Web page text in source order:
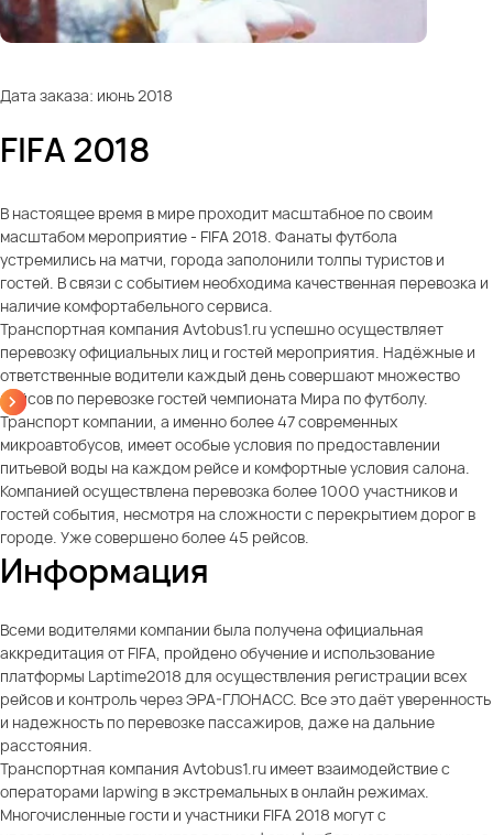
Дата заказа: июнь 2018
FIFA 2018
В настоящее время в мире проходит масштабное по своим
масштабом мероприятие - FIFA 2018. Фанаты футбола
устремились на матчи, города заполонили толпы туристов и
гостей. В связи с событием необходима качественная перевозка и
наличие комфортабельного сервиса.
Транспортная компания Avtobus1.ru успешно осуществляет
перевозку официальных лиц и гостей мероприятия. Надёжные и
ответственные водители каждый день совершают множество
рейсов по перевозке гостей чемпионата Мира по футболу.
Транспорт компании, а именно более 47 современных
микроавтобусов, имеет особые условия по предоставлении
питьевой воды на каждом рейсе и комфортные условия салона.
Компанией осуществлена перевозка более 1000 участников и
гостей события, несмотря на сложности с перекрытием дорог в
городе. Уже совершено более 45 рейсов.
Информация
Всеми водителями компании была получена официальная
аккредитация от FIFA, пройдено обучение и использование
платформы Laptime2018 для осуществления регистрации всех
рейсов и контроль через ЭРА-ГЛОНАСС. Все это даёт уверенность
и надежность по перевозке пассажиров, даже на дальние
расстояния.
Транспортная компания Avtobus1.ru имеет взаимодействие с
операторами lapwing в экстремальных в онлайн режимах.
Многочисленные гости и участники FIFA 2018 могут с